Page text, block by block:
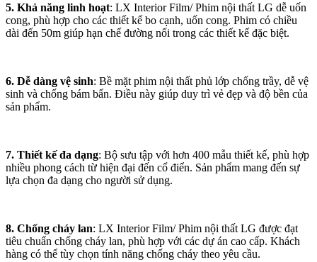
5. Khả năng linh hoạt: LX Interior Film/ Phim nội thất LG dễ uốn
cong, phù hợp cho các thiết kế bo cạnh, uốn cong. Phim có chiều
dài đến 50m giúp hạn chế đường nối trong các thiết kế đặc biệt.
6. Dễ dàng vệ sinh: Bề mặt phim nội thất phủ lớp chống trầy, dễ vệ
sinh và chống bám bẩn. Điều này giúp duy trì vẻ đẹp và độ bền của
sản phẩm.
7. Thiết kế đa dạng: Bộ sưu tập với hơn 400 mẫu thiết kế, phù hợp
nhiều phong cách từ hiện đại đến cổ điển. Sản phẩm mang đến sự
lựa chọn đa dạng cho người sử dụng.
8. Chống cháy lan: LX Interior Film/ Phim nội thất LG được đạt
tiêu chuẩn chống cháy lan, phù hợp với các dự án cao cấp. Khách
hàng có thể tùy chọn tính năng chống cháy theo yêu cầu.